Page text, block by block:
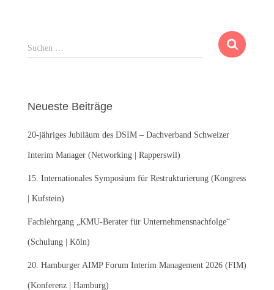
S
u
n
a
c
:
Suchen …
Neueste Beiträge
20-jähriges Jubiläum des DSIM – Dachverband Schweizer
Interim Manager (Networking | Rapperswil)
15. Internationales Symposium für Restrukturierung (Kongress
| Kufstein)
Fachlehrgang „KMU-Berater für Unternehmensnachfolge“
(Schulung | Köln)
20. Hamburger AIMP Forum Interim Management 2026 (FIM)
(Konferenz | Hamburg)